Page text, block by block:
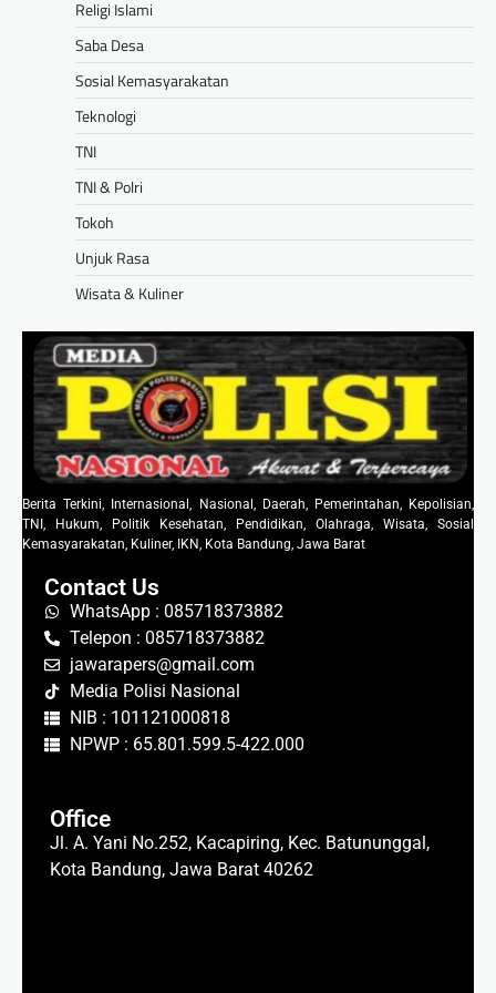
Religi Islami
Saba Desa
Sosial Kemasyarakatan
Teknologi
TNI
TNI & Polri
Tokoh
Unjuk Rasa
Wisata & Kuliner
Berita Terkini, Internasional, Nasional, Daerah, Pemerintahan, Kepolisian,
TNI, Hukum, Politik Kesehatan, Pendidikan, Olahraga, Wisata, Sosial
Kemasyarakatan, Kuliner, IKN, Kota Bandung, Jawa Barat
Contact Us
WhatsApp : 085718373882
Telepon : 085718373882
jawarapers@gmail.com
Media Polisi Nasional
NIB : 101121000818
NPWP : 65.801.599.5-422.000
Office
Jl. A. Yani No.252, Kacapiring, Kec. Batununggal,
Kota Bandung, Jawa Barat 40262